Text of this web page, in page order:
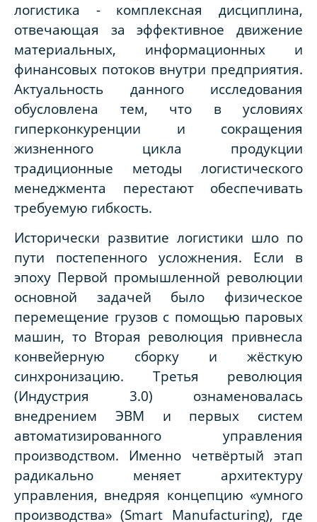
логистика - комплексная дисциплина,
отвечающая за эффективное движение
материальных, информационных и
финансовых потоков внутри предприятия.
Актуальность данного исследования
обусловлена тем, что в условиях
гиперконкуренции и сокращения
жизненного цикла продукции
традиционные методы логистического
менеджмента перестают обеспечивать
требуемую гибкость.
Исторически развитие логистики шло по
пути постепенного усложнения. Если в
эпоху Первой промышленной революции
основной задачей было физическое
перемещение грузов с помощью паровых
машин, то Вторая революция привнесла
конвейерную сборку и жёсткую
синхронизацию. Третья революция
(Индустрия 3.0) ознаменовалась
внедрением ЭВМ и первых систем
автоматизированного управления
производством. Именно четвёртый этап
радикально меняет архитектуру
управления, внедряя концепцию «умного
производства» (Smart Manufacturing), где